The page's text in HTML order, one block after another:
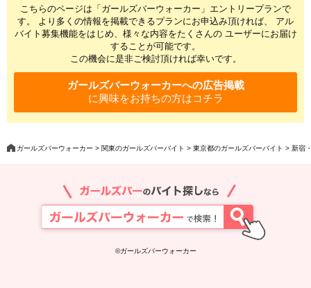
こちらのページは「ガールズバーウォーカー」エントリープランで
す。 より多くの情報を掲載できるプランにお申込み頂ければ、 アル
バイト募集機能をはじめ、様々な内容をたくさんの ユーザーにお届け
することが可能です。
この機会に是非ご検討頂ければ幸いです。
ガールズバーウォーカーへの広告掲載
に興味をお持ちの方はコチラ
ガールズバーウォーカー 関東のガールズバーバイト 東京都のガールズバーバイト 新宿
©ガールズバーウォーカー